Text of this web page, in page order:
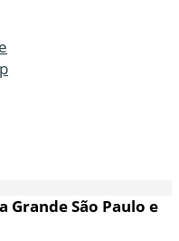
Grande São Paulo e